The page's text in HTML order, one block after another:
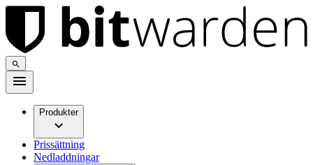
Produkter
Prissättning
Nedladdningar